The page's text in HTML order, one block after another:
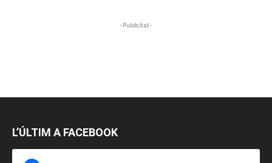
-Publicitat-
L’ÚLTIM A FACEBOOK